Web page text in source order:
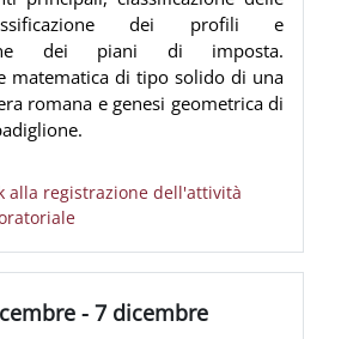
dei profili e
dei piani di imposta.
matematica di tipo solido di una
romana e genesi geometrica di
alla registrazione dell'attività
URL
- 7 dicembre